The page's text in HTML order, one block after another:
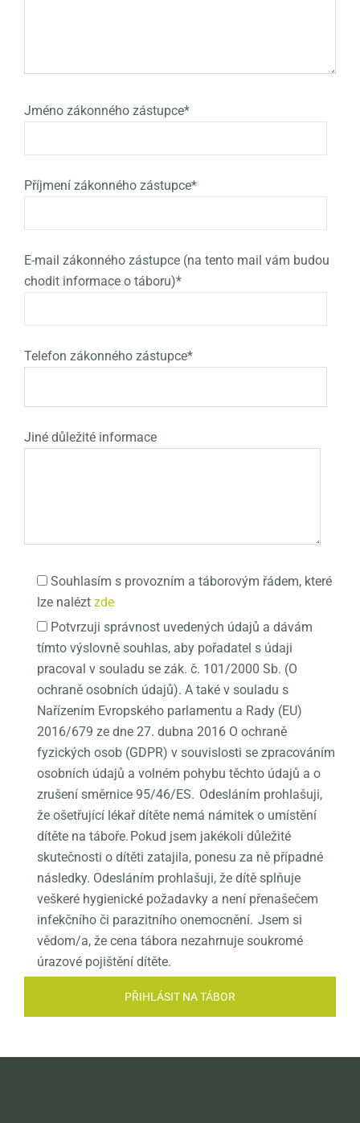
Jméno zákonného zástupce*
Příjmení zákonného zástupce*
E-mail zákonného zástupce (na tento mail vám budou
chodit informace o táboru)*
Telefon zákonného zástupce*
Jiné důležité informace
Souhlasím s provozním a táborovým řádem, které
lze nalézt zde
Potvrzuji správnost uvedených údajů a dávám
tímto výslovně souhlas, aby pořadatel s údaji
pracoval v souladu se zák. č. 101/2000 Sb. (O
ochraně osobních údajů). A také v souladu s
Nařízením Evropského parlamentu a Rady (EU)
2016/679 ze dne 27. dubna 2016 O ochraně
fyzických osob (GDPR) v souvislosti se zpracováním
osobních údajů a volném pohybu těchto údajů a o
zrušení směrnice 95/46/ES. Odesláním prohlašuji,
že ošetřující lékař dítěte nemá námitek o umístění
dítěte na táboře. Pokud jsem jakékoli důležité
skutečnosti o dítěti zatajila, ponesu za ně případné
následky. Odesláním prohlašuji, že dítě splňuje
veškeré hygienické požadavky a není přenašečem
infekčního či parazitního onemocnění. Jsem si
vědom/a, že cena tábora nezahrnuje soukromé
úrazové pojištění dítěte.